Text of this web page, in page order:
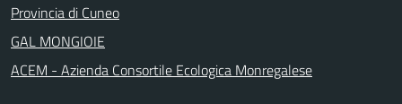
Provincia di Cuneo
GAL MONGIOIE
ACEM - Azienda Consortile Ecologica Monregalese